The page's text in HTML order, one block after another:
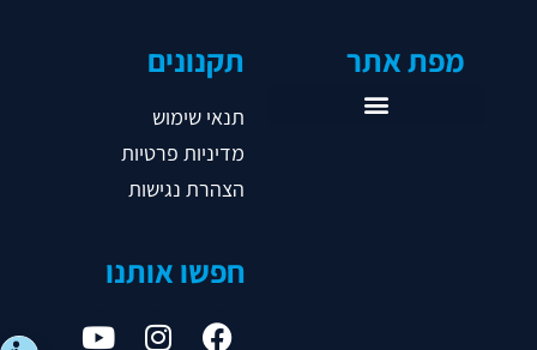
מפת אתר תקנונים
תנאי שימוש
מדיניות פרטיות
הצהרת נגישות
חפשו אותנו